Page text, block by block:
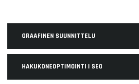
GRAAFINEN SUUNNITTELU
HAKUKONEOPTIMOINTI | SEO